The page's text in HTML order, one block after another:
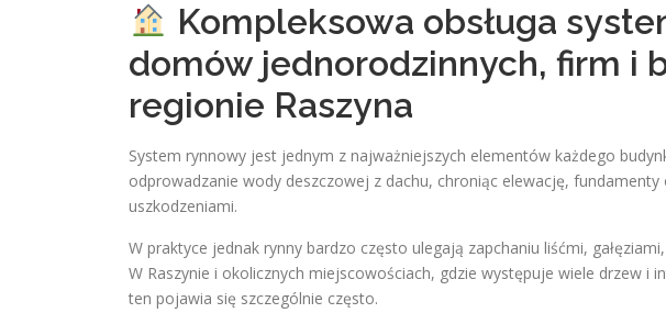
Kompleksowa obsługa
domów jednorodzinnych, firm i
regionie Raszyna
System rynnowy jest jednym z najważniejszych elementów każdego
odprowadzanie wody deszczowej z dachu, chroniąc elewację,
uszkodzeniami.
W praktyce jednak rynny bardzo często ulegają zapchaniu liśćmi,
W Raszynie i okolicznych miejscowościach, gdzie występuje wiele drzew i
ten pojawia się szczególnie często.